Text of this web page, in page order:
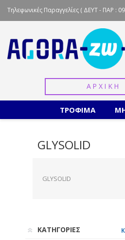
Τηλεφωνικές Παραγγελίες ( ΔΕΥΤ - ΠΑΡ :
ΑΡΧΙΚΗ
ΤΡΟΦΙΜΑ
GLYSOLID
GLYSOLID
ΚΑΤΗΓΟΡΙΕΣ